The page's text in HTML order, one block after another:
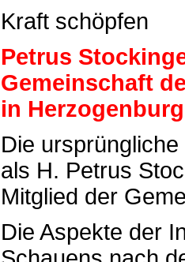
Kraft schöpfen
Petrus
Gemeinschaft
in
Die
als H. Petrus
Mitglied der
Die Aspekte der